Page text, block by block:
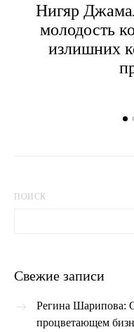
Нигяр
молодость
излишних
ПОИСК
Свежие записи
Регина Шарипова:
процветающем